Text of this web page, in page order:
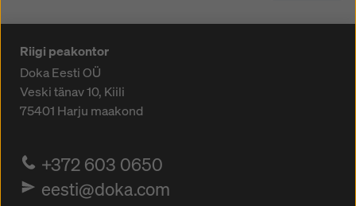
Riigi peakontor
Doka Eesti OÜ
Veski tänav 10, Kiili
75401 Harju maakond
+372 603 0650
eesti@doka.com